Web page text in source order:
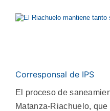
Corresponsal de IPS
El proceso de
Matanza-Riachuelo,